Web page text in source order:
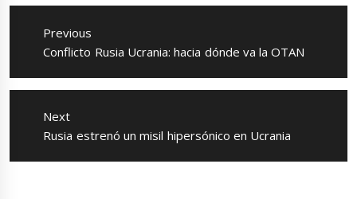
entradas
Previous
Previous
Conflicto Rusia Ucrania: hacia dónde va la OTAN
Next
Next
Rusia estrenó un misil hipersónico en Ucrania